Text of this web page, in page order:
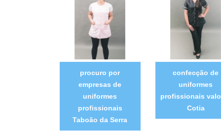
procuro por
empresas de
uniformes
profissionais
Taboão da Serra
confecção de
uniformes
profissionais
Cotia